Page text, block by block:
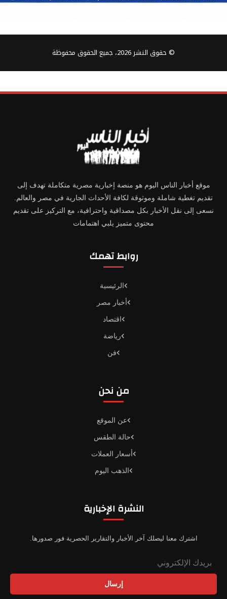
© حقوق النشر 2026، جميع الحقوق محفوظة
موقع أخبار الناس اليوم هو منصة إخبارية مصرية متكاملة تهدف إلى
تقديم تغطية شاملة وموثوقة لكافة الأحداث الجارية في مصر والعالم.
نسعى إلى نقل الأخبار بكل مصداقية واحترافية، مع التركيز على تقديم
محتوى متميز يلبي اهتمامات
روابط تهمك
الرئيسية
أخبار مصر
اقتصاد
رياضة
فن
من نحن
عن الموقع
حالة الطقس
أسعار العملات
الذهب اليوم
النشرة الإخبارية
اشترك معنا ليصلك آخر الأخبار والتقارير الحصرية فور صدورها.
إرسال